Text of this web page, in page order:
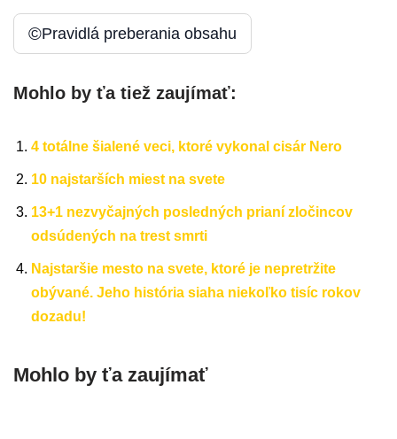
©Pravidlá preberania obsahu
Mohlo by ťa tiež zaujímať:
4 totálne šialené veci, ktoré vykonal cisár Nero
10 najstarších miest na svete
13+1 nezvyčajných posledných prianí zločincov
odsúdených na trest smrti
Najstaršie mesto na svete, ktoré je nepretržite
obývané. Jeho história siaha niekoľko tisíc rokov
dozadu!
Mohlo by ťa zaujímať